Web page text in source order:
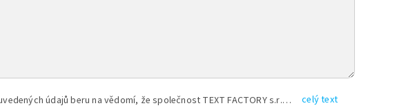
Vyplněním shora uvedených údajů beru na vědomí, že společnost TEXT FACTORY s.r.o., sídlem Brno, Durďákova 336/29, Černá Pole, PSČ: 613 00, IČ: 06157831, zapsané u Krajského soudu v Brně, oddíl C, vložka 100399, bude zpracovávat mé osobní údaje uvedené v rámci mnou vyplněného registračního formuláře na základě oprávněných zájmů TEXT FACTORY s.r.o. dle čl. 6 odst. 1 písm. f) GDPR a pro splnění právních povinností (čl. 6 odst. 1 písm. c) GDPR), a to pro tyto účely: nezbytnost zajistit oprávnění návštěvníka webových stránek provozovaných společností TEXT FACTORY s.r.o. přispívat aktivně ke zveřejněným článkům nebo v rámci diskusních fór a výkon práv TEXT FACTORY s.r.o. jako administrátora těchto diskusních fór. Více informací o zpracování osobních údajů a právech lze nalézt v celý text